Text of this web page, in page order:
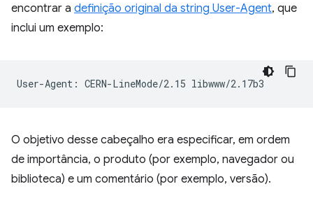
encontrar a definição original da string User-Agent, que
inclui um exemplo:
O objetivo desse cabeçalho era especificar, em ordem
de importância, o produto (por exemplo, navegador ou
biblioteca) e um comentário (por exemplo, versão).